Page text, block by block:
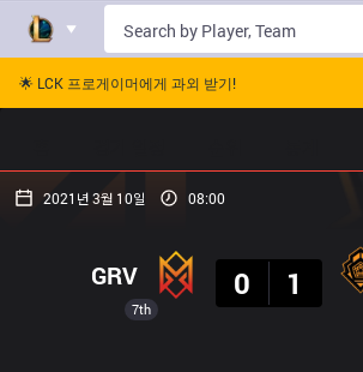
🌟 LCK 프로게이머에게 과외 받기!
2021년 3월 10일 08:00
7th
GRV
0
1